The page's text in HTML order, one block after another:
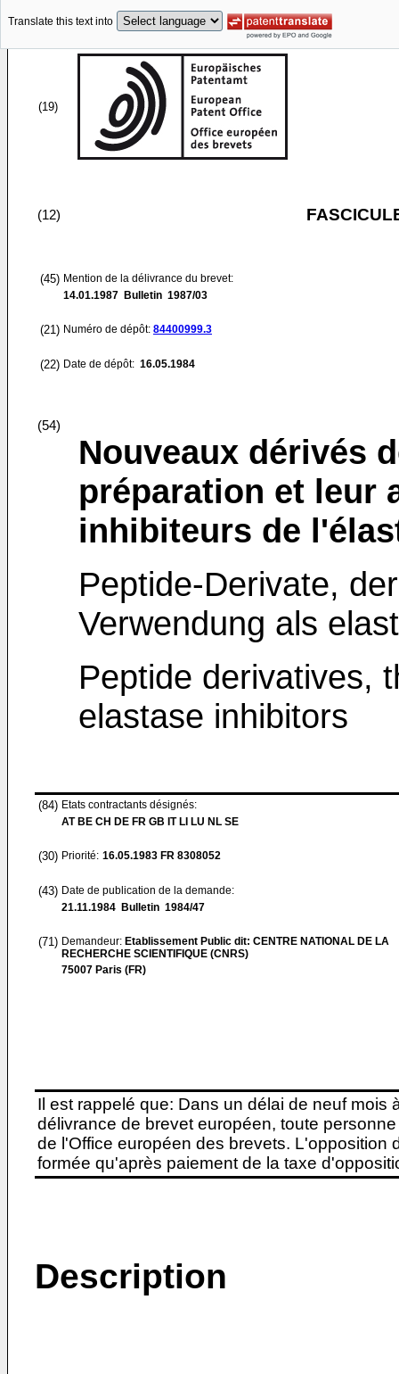
Translate this text into
(19)
(12)
(45) Mention de la délivrance du brevet:
14.01.1987 Bulletin 1987/03
(21) Numéro de dépôt: 84400999.3
(22) Date de dépôt: 16.05.1984
(54)
Nouveaux dérivés
préparation et leur
inhibiteurs de
Peptide-Derivate,
Verwendung als
Peptide derivatives,
elastase inhibitors
(84) Etats contractants désignés:
AT BE CH DE FR GB IT LI LU NL SE
(30) Priorité: 16.05.1983 FR 8308052
(43) Date de publication de la demande:
21.11.1984 Bulletin 1984/47
(71) Demandeur: Etablissement Public dit: CENTRE NATIONAL DE LA
RECHERCHE SCIENTIFIQUE (CNRS)
75007 Paris (FR)
Il est rappelé que: Dans un délai de neuf
délivrance de brevet européen, toute
de l'Office européen des brevets. L'opposition
formée qu'après paiement de la taxe
Description